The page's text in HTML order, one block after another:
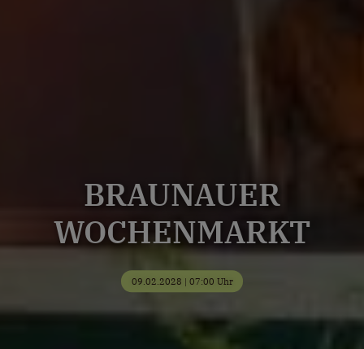
BRAUNAUER
WOCHENMARKT
09.02.2028 | 07:00 Uhr